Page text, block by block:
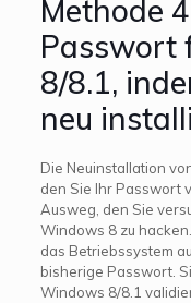
Methode
Passwort
8/8.1,
neu
Die Neuinstallation
den Sie Ihr Passwort
Ausweg, den Sie
Windows 8 zu
das Betriebssystem
bisherige Passwort.
Windows 8/8.1